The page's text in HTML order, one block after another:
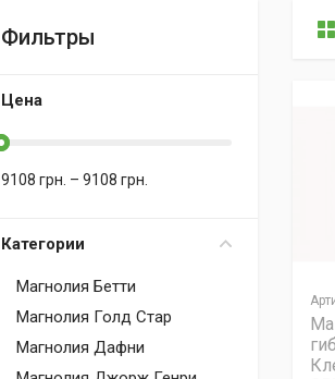
Фильтры
Цена
9108 грн. – 9108 грн.
Категории
Магнолия Бетти
Магнолия Голд Стар
Магнолия Дафни